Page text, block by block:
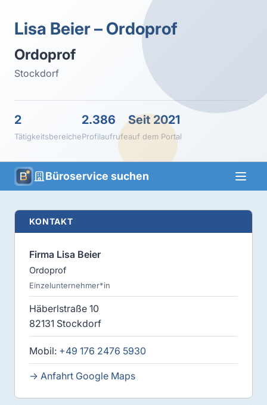
Lisa Beier – Ordoprof
Ordoprof
Stockdorf
2
Tätigkeitsbereiche
2.386
Profilaufrufe
Seit 2021
auf dem Portal
Büroservice suchen
KONTAKT
Firma Lisa Beier
Ordoprof
Einzelunternehmer*in
Häberlstraße 10
82131 Stockdorf
Mobil: +49 176 2476 5930
→ Anfahrt Google Maps